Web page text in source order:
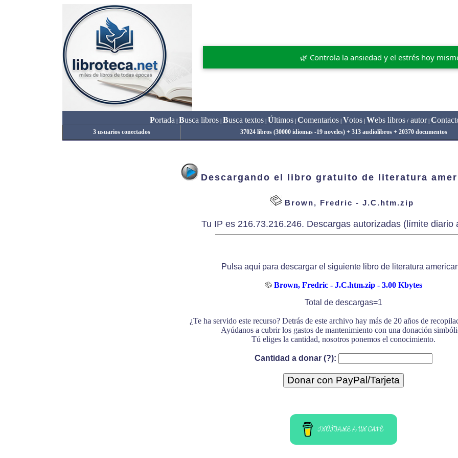
🌿 Controla la ansiedad y el estrés hoy
Portada Busca libros| Busca textos| Últimos| Comentarios| Votos| Webs libros/autor| C
3 usuarios conectados 37024 libros (30000 idiomas -19 noveles) + 313 audiolibros + 20370 documentos
Descargando el libro gratuito de literatura
Brown, Fredric - J.C.htm.zip
Tu IP es 216.73.216.246. Descargas autorizadas (límite diario
Pulsa aquí para descargar el siguiente libro de literatura
Brown, Fredric - J.C.htm.zip - 3.00 Kbytes
Total de descargas=1
¿Te ha servido este recurso? Detrás de este archivo hay más de 20 años de
Ayúdanos a cubrir los gastos de mantenimiento con una donación
Tú eliges la cantidad, nosotros ponemos el conocimiento.
Cantidad a donar (?):
INVÍTAME A UN CAFÉ